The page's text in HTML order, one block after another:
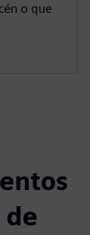
o que